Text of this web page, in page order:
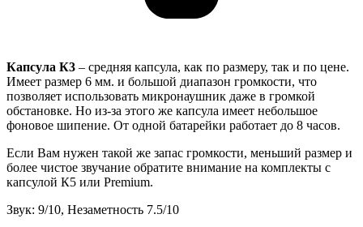
Капсула К3 – средняя капсула, как по размеру, так и по цене.
Имеет размер 6 мм. и большой диапазон громкости, что
позволяет использовать микронаушник даже в громкой
обстановке. Но из-за этого же капсула имеет небольшое
фоновое шипение. От одной батарейки работает до 8 часов.
Если Вам нужен такой же запас громкости, меньший размер и
более чистое звучание обратите внимание на комплекты с
капсулой К5 или Premium.
Звук: 9/10, Незаметность 7.5/10